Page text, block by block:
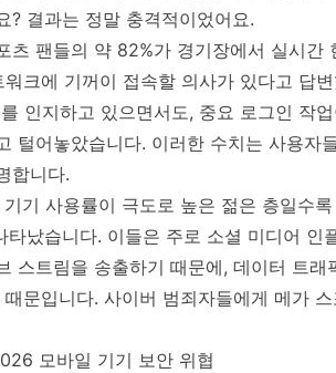
? 결과는 정말 충격적이었어요.
츠 팬들의 약 82%가 경기장에서 실시간
크에 기꺼이 접속할 의사가 있다고 답
인지하고 있으면서도, 중요 로그인 작
털어놓았습니다. 이러한 수치는 사용자
합니다.
기 사용률이 극도로 높은 젊은 층일수
났습니다. 이들은 주로 소셜 미디어 인
스트림을 송출하기 때문에, 데이터 트
문입니다. 사이버 범죄자들에게 메가